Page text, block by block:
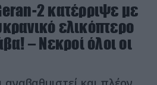
2 κατέρριψε με
ελικόπτερο
– Νεκροί όλοι οι